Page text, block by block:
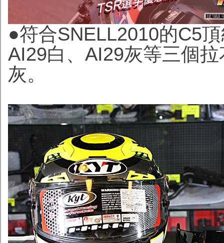
●符合SNELL2010的C5
AI29白、AI29灰等三個
灰。